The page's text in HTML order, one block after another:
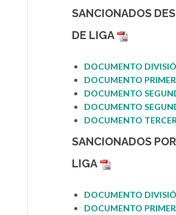
SANCIONADOS
DE LIGA
DOCUMENTO
DOCUMENTO
DOCUMENTO
DOCUMENTO
DOCUMENTO
SANCIONADOS POR
LIGA
DOCUMENTO DIVISIÓ
DOCUMENTO